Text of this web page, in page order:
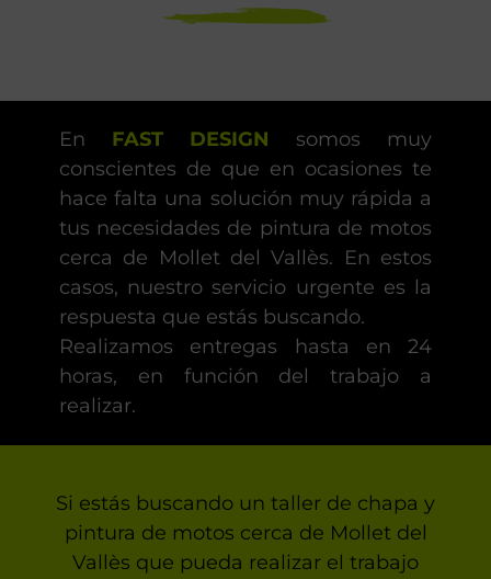
En FAST DESIGN somos muy
conscientes de que en ocasiones te
hace falta una solución muy rápida a
tus necesidades de pintura de motos
cerca de Mollet del Vallès. En estos
casos, nuestro servicio urgente es la
respuesta que estás buscando.
Realizamos entregas hasta en 24
horas, en función del trabajo a
realizar.
Si estás buscando un taller de chapa y
pintura de motos cerca de Mollet del
Vallès que pueda realizar el trabajo